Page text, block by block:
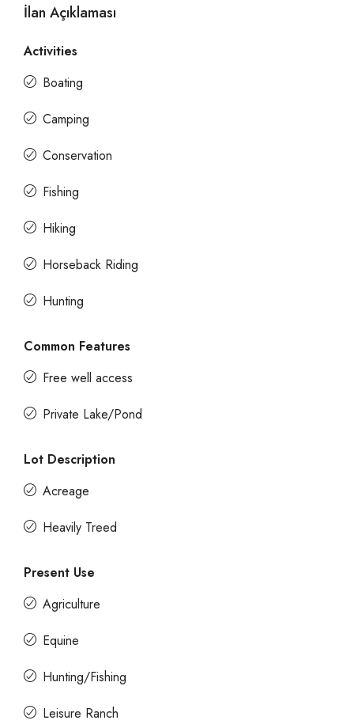
İlan Açıklaması
Activities
Boating
Camping
Conservation
Fishing
Hiking
Horseback Riding
Hunting
Common Features
Free well access
Private Lake/Pond
Lot Description
Acreage
Heavily Treed
Present Use
Agriculture
Equine
Hunting/Fishing
Leisure Ranch